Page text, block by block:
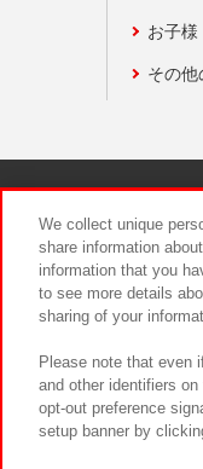
お子様
その他
We collect unique
share information
information that you
to see more details
sharing of your
Please note that even
and other identifiers
opt-out preference
setup banner by